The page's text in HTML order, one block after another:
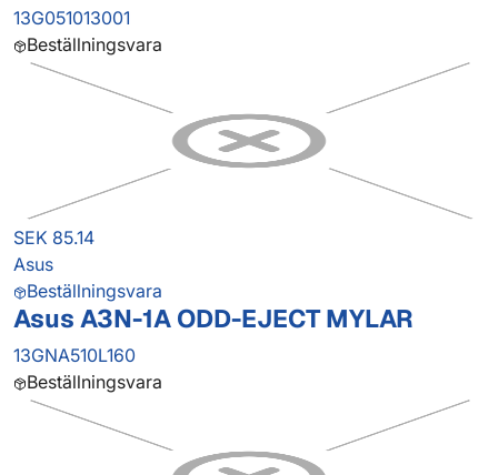
13G051013001
Beställningsvara
SEK 85.14
Asus
Beställningsvara
Asus A3N-1A ODD-EJECT MYLAR
13GNA510L160
Beställningsvara